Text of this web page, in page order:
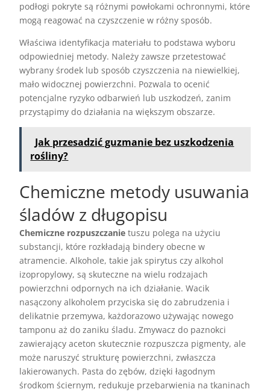
podłogi pokryte są różnymi powłokami ochronnymi, które
mogą reagować na czyszczenie w różny sposób.
Właściwa identyfikacja materiału to podstawa wyboru
odpowiedniej metody. Należy zawsze przetestować
wybrany środek lub sposób czyszczenia na niewielkiej,
mało widocznej powierzchni. Pozwala to ocenić
potencjalne ryzyko odbarwień lub uszkodzeń, zanim
przystąpimy do działania na większym obszarze.
Jak przesadzić guzmanie bez uszkodzenia
rośliny?
Chemiczne metody usuwania
śladów z długopisu
Chemiczne rozpuszczanie tuszu polega na użyciu
substancji, które rozkładają bindery obecne w
atramencie. Alkohole, takie jak spirytus czy alkohol
izopropylowy, są skuteczne na wielu rodzajach
powierzchni odpornych na ich działanie. Wacik
nasączony alkoholem przyciska się do zabrudzenia i
delikatnie przemywa, każdorazowo używając nowego
tamponu aż do zaniku śladu. Zmywacz do paznokci
zawierający aceton skutecznie rozpuszcza pigmenty, ale
może naruszyć strukturę powierzchni, zwłaszcza
lakierowanych. Pasta do zębów, dzięki łagodnym
środkom ściernym, redukuje przebarwienia na tkaninach